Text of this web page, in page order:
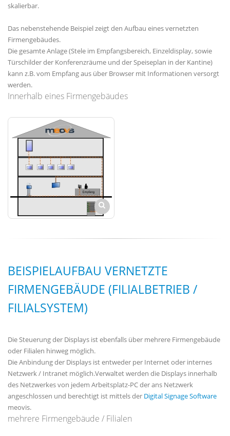
skalierbar.
Das nebenstehende Beispiel zeigt den Aufbau eines vernetzten
Firmengebäudes.
Die gesamte Anlage (Stele im Empfangsbereich, Einzeldisplay, sowie
Türschilder der Konferenzräume und der Speiseplan in der Kantine)
kann z.B. vom Empfang aus über Browser mit Informationen versorgt
werden.
Innerhalb eines Firmengebäudes
BEISPIELAUFBAU VERNETZTE
FIRMENGEBÄUDE (FILIALBETRIEB /
FILIALSYSTEM)
Die Steuerung der Displays ist ebenfalls über mehrere Firmengebäude
oder Filialen hinweg möglich.
Die Anbindung der Displays ist entweder per Internet oder internes
Netzwerk / Intranet möglich.Verwaltet werden die Displays innerhalb
des Netzwerkes von jedem Arbeitsplatz-PC der ans Netzwerk
angeschlossen und berechtigt ist mittels der Digital Signage Software
meovis.
mehrere Firmengebäude / Filialen